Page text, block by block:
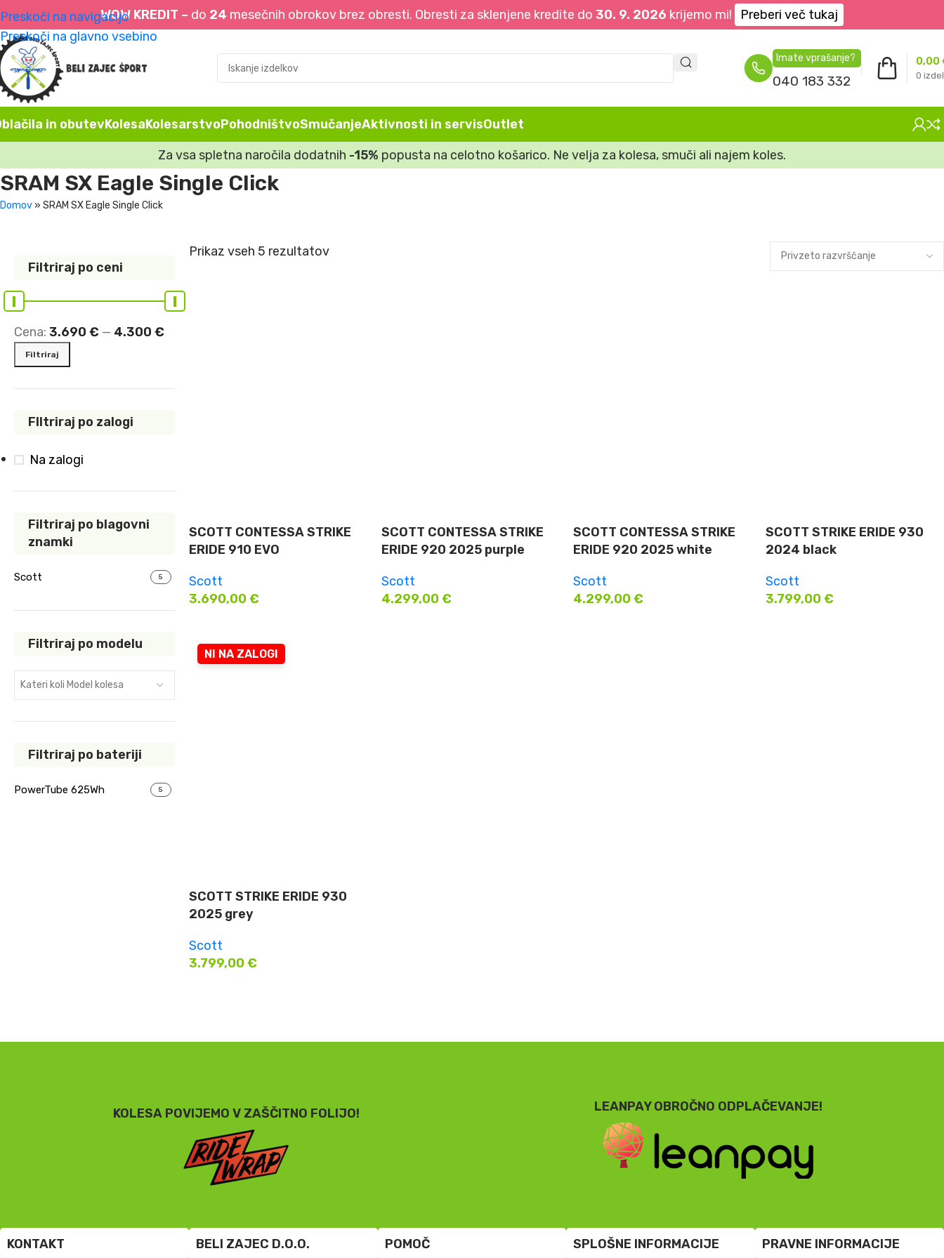
WOW KREDIT – do 24 mesečnih obrokov brez obresti. Obresti za sklenjene kredite do 30. 9. 2026 krijemo mi! Preberi več tukaj
Preskoči na navigacijo
Preskoči na glavno vsebino
Imate vprašanje?
040 183 332 0
0,00
in obutevKolesaKolesarstvoPohodništvoSmučanjeAktivnosti in servisOutlet
Za vsa spletna naročila dodatnih -15% popusta na celotno košarico. Ne velja za kolesa, smuči ali najem koles.
SRAM SX Eagle Single Click
Domov » SRAM SX Eagle Single Click
Filtriraj po ceni
Filtriraj
Cena: 3.690 € — 4.300 €
FIltriraj po zalogi
Na zalogi
Filtriraj po blagovni
znamki
Scott 5
Filtriraj po modelu
Kateri koli Model kolesa
Filtriraj po bateriji
PowerTube 625Wh 5
Prikaz vseh 5 rezultatov
SCOTT CONTESSA STRIKE
ERIDE 910 EVO
Scott
3.690,00 €
SCOTT CONTESSA STRIKE
ERIDE 920 2025 purple
Scott
4.299,00 €
SCOTT CONTESSA STRIKE
ERIDE 920 2025 white
Scott
4.299,00€
SCOTT STRIKE ERIDE 930
2024 black
Scott
3.799,00€
NI NA ZALOGI
SCOTT STRIKE ERIDE 930
2025 grey
Scott
3.799,00 €
KOLESA POVIJEMO V ZAŠČITNO FOLIJO! LEANPAY OBROČNO ODPLAČEVANJE!
KONTAKT BELI ZAJEC D.O.O. POMOČ SPLOŠNE INFORMACIJE PRAVNE INFORMACIJE